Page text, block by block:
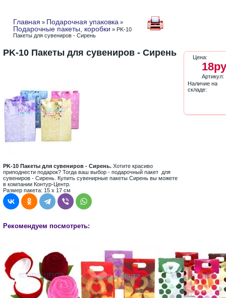
Главная » Подарочная упаковка »
Подарочные пакеты, коробки » PK-10
Пакеты для сувениров - Сирень
PK-10 Пакеты для сувениров - Сирень
PK-10 Пакеты для сувениров - Сирень. Хотите красиво
приподнести подарок? Тогда ваш выбор - подарочный пакет для
сувениров - Сирень. Купить сувенирные пакеты Сирень вы можете
в компании Контур-Центр.
Размер пакета: 15 х 17 см
Цена:
Артикул:
Наличие на
складе:
Рекомендуем посмотреть: